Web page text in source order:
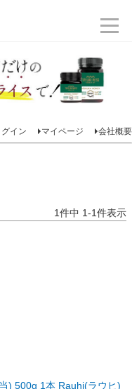
グイン マイページ 会社概要
1件中 1-1件表示
) 500g 1本 Rauhi(ラウヒ)